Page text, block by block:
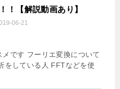
！【解説動画あり】
06-21
です フーリエ変換について
をしている人 FFTなどを使